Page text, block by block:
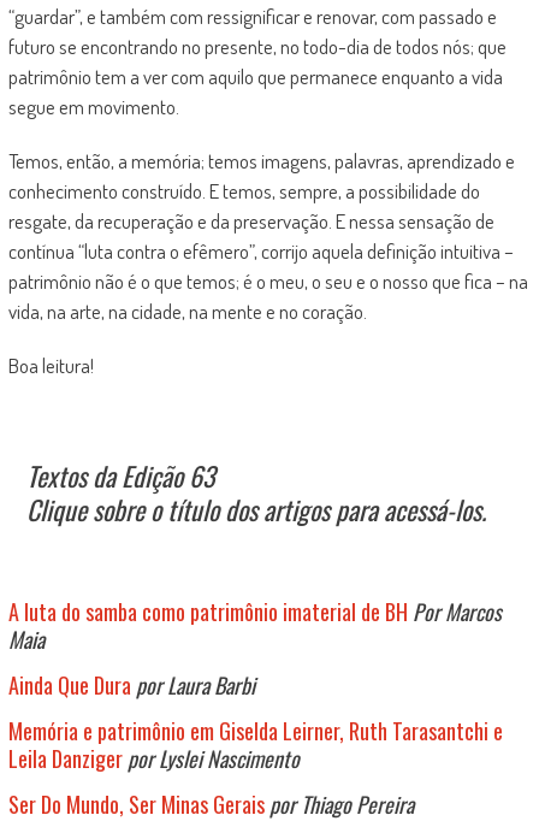
“guardar”, e também com ressignificar e renovar, com passado e
futuro se encontrando no presente, no todo-dia de todos nós; que
patrimônio tem a ver com aquilo que permanece enquanto a vida
segue em movimento.
Temos, então, a memória; temos imagens, palavras, aprendizado e
conhecimento construído. E temos, sempre, a possibilidade do
resgate, da recuperação e da preservação. E nessa sensação de
contínua “luta contra o efêmero”, corrijo aquela definição intuitiva –
patrimônio não é o que temos; é o meu, o seu e o nosso que fica – na
vida, na arte, na cidade, na mente e no coração.
Boa leitura!
Textos da Edição 63
Clique sobre o título dos artigos para acessá-los.
A luta do samba como patrimônio imaterial de BH Por Marcos
Maia
Ainda Que Dura por Laura Barbi
Memória e patrimônio em Giselda Leirner, Ruth Tarasantchi e
Leila Danziger por Lyslei Nascimento
Ser Do Mundo, Ser Minas Gerais por Thiago Pereira